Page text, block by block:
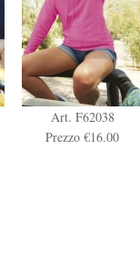
Art. F62038
Prezzo €16.00